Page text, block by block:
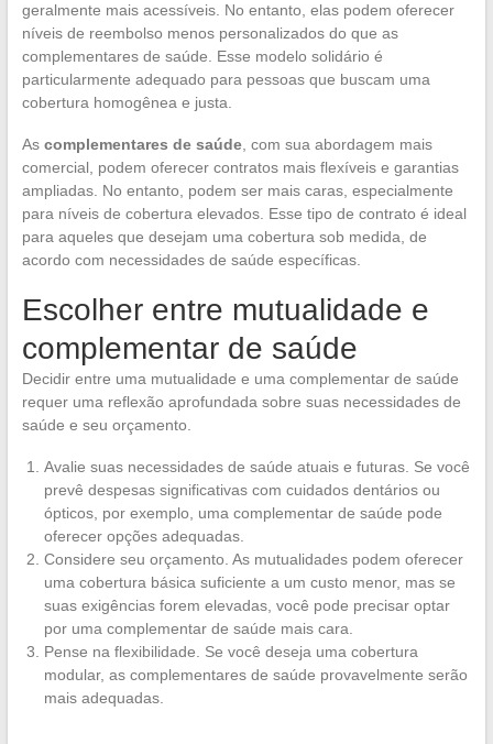
geralmente mais acessíveis. No entanto, elas podem oferecer
níveis de reembolso menos personalizados do que as
complementares de saúde. Esse modelo solidário é
particularmente adequado para pessoas que buscam uma
cobertura homogênea e justa.
As complementares de saúde, com sua abordagem mais
comercial, podem oferecer contratos mais flexíveis e garantias
ampliadas. No entanto, podem ser mais caras, especialmente
para níveis de cobertura elevados. Esse tipo de contrato é ideal
para aqueles que desejam uma cobertura sob medida, de
acordo com necessidades de saúde específicas.
Escolher entre mutualidade e
complementar de saúde
Decidir entre uma mutualidade e uma complementar de saúde
requer uma reflexão aprofundada sobre suas necessidades de
saúde e seu orçamento.
Avalie suas necessidades de saúde atuais e futuras. Se você
prevê despesas significativas com cuidados dentários ou
ópticos, por exemplo, uma complementar de saúde pode
oferecer opções adequadas.
Considere seu orçamento. As mutualidades podem oferecer
uma cobertura básica suficiente a um custo menor, mas se
suas exigências forem elevadas, você pode precisar optar
por uma complementar de saúde mais cara.
Pense na flexibilidade. Se você deseja uma cobertura
modular, as complementares de saúde provavelmente serão
mais adequadas.